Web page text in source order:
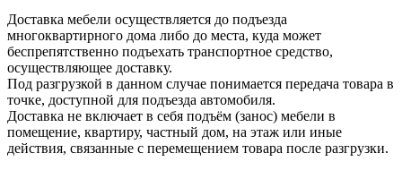
Доставка мебели осуществляется до подъезда
многоквартирного дома либо до места, куда может
беспрепятственно подъехать транспортное средство,
осуществляющее доставку.
Под разгрузкой в данном случае понимается передача товара в
точке, доступной для подъезда автомобиля.
Доставка не включает в себя подъём (занос) мебели в
помещение, квартиру, частный дом, на этаж или иные
действия, связанные с перемещением товара после разгрузки.